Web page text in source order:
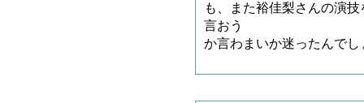
も、また裕佳梨さんの演
言おう
か言わまいか迷ったんでし